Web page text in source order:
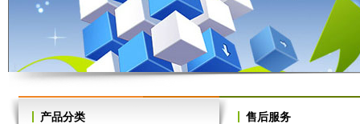
数字硬盘录像系统软件
产品分类 售后服务